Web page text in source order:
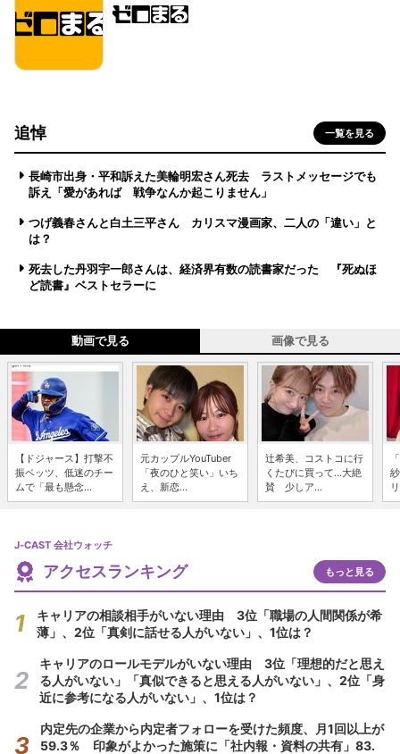
追悼 一覧を見る
長崎市出身・平和訴えた美輪明宏さん死去 ラストメッセージでも
訴え「愛があれば 戦争なんか起こりません」
つげ義春さんと白土三平さん カリスマ漫画家、二人の「違い」と
は？
死去した丹羽宇一郎さんは、経済界有数の読書家だった 『死ぬほ
ど読書』ベストセラーに
動画で見る 画像で見る
【ドジャース】打撃不
振ベッツ、低迷のチー
ムで「最も懸念...
元カップルYouTuber
「夜のひと笑い」いち
え、新恋...
辻希美、コストコに行
くたびに買って...大絶
賛 少しア...
J-CAST 会社ウォッチ
アクセスランキング もっと見る
キャリアの相談相手がいない理由 3位「職場の人間関係が希
薄」、2位「真剣に話せる人がいない」、1位は？
キャリアのロールモデルがいない理由 3位「理想的だと思え
る人がいない」「真似できると思える人がいない」、2位「身
近に参考になる人がいない」、1位は？
内定先の企業から内定者フォローを受けた頻度、月1回以上が
59.3％ 印象がよかった施策に「社内報・資料の共有」83.